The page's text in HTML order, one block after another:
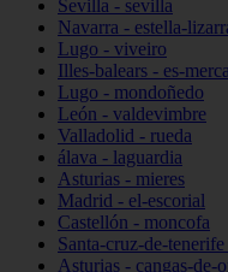
Sevilla - sevilla
Navarra - estella-
Lugo - viveiro
Illes-balears - es-
Lugo - mondoñedo
León - valdevimbre
Valladolid - rueda
álava - laguardia
Asturias - mieres
Madrid - el-escorial
Castellón - moncofa
Santa-cruz-de-
Asturias - cangas-de-